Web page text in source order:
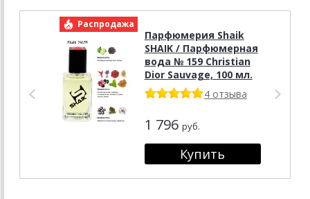
Распродажа
Парфюмерия Shaik
SHAIK / Парфюмерная
вода № 159 Christian
Dior Sauvage, 100 мл.
4 отзыва
1 796 руб.